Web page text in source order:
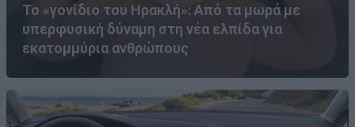
Το «γονίδιο του Ηρακλή»: Από τα μωρά με
υπερφυσική δύναμη στη νέα ελπίδα για
εκατομμύρια ανθρώπους